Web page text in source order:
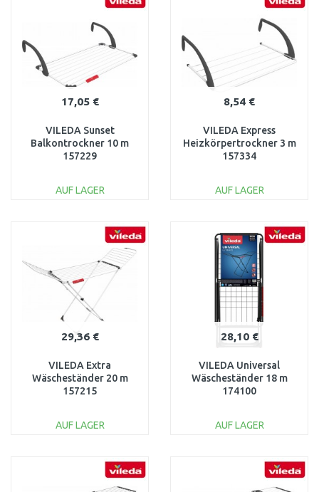
17,05 €
VILEDA Sunset
Balkontrockner 10 m
157229
AUF LAGER
WARENKORB
Vergleichen
8,54 €
VILEDA Express
Heizkörpertrockner 3 m
157334
AUF LAGER
WARENKORB
Vergleichen
29,36 €
VILEDA Extra
Wäscheständer 20 m
157215
AUF LAGER
WARENKORB
28,10 €
VILEDA Universal
Wäscheständer 18 m
174100
AUF LAGER
WARENKORB